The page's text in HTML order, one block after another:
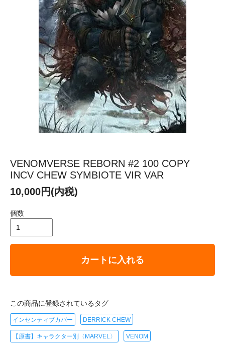
VENOMVERSE REBORN #2 100 COPY
INCV CHEW SYMBIOTE VIR VAR
10,000円(内税)
個数
カートに入れる
この商品に登録されているタグ
インセンティブカバー DERRICK CHEW
【原書】キャラクター別〈MARVEL〉 VENOM